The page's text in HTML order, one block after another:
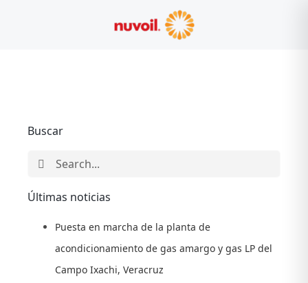
Buscar
Search
Últimas noticias
Puesta en marcha de la planta de
acondicionamiento de gas amargo y gas LP del
Campo Ixachi, Veracruz